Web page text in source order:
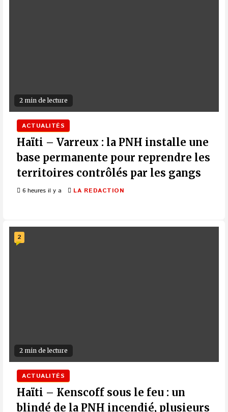
2 min de lecture
ACTUALITÉS
Haïti – Varreux : la PNH installe une
base permanente pour reprendre les
territoires contrôlés par les gangs
6 heures il y a LA REDACTION
2 min de lecture
2
ACTUALITÉS
Haïti – Kenscoff sous le feu : un
blindé de la PNH incendié, plusieurs